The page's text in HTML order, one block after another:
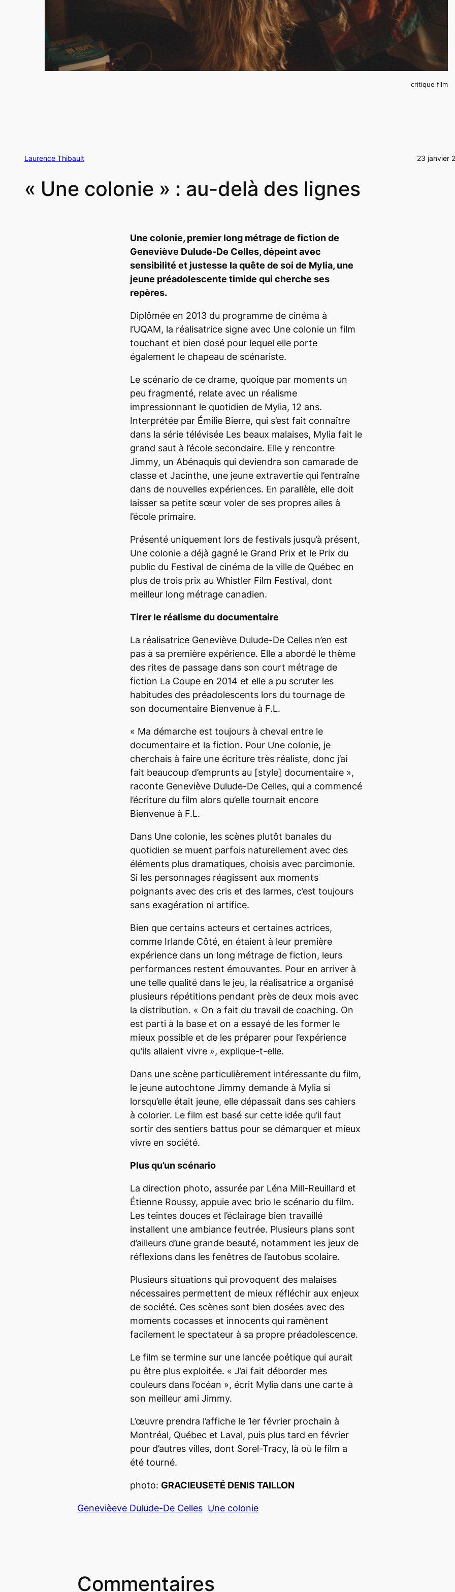
critique film
Laurence Thibault 23 janvier
« Une colonie » : au-delà des lignes
Une colonie, premier long métrage de fiction de
Geneviève Dulude-De Celles, dépeint avec
sensibilité et justesse la quête de soi de Mylia, une
jeune préadolescente timide qui cherche ses
repères.
Diplômée en 2013 du programme de cinéma à
l’UQAM, la réalisatrice signe avec Une colonie un film
touchant et bien dosé pour lequel elle porte
également le chapeau de scénariste.
Le scénario de ce drame, quoique par moments un
peu fragmenté, relate avec un réalisme
impressionnant le quotidien de Mylia, 12 ans.
Interprétée par Émilie Bierre, qui s’est fait connaître
dans la série télévisée Les beaux malaises, Mylia fait le
grand saut à l’école secondaire. Elle y rencontre
Jimmy, un Abénaquis qui deviendra son camarade de
classe et Jacinthe, une jeune extravertie qui l’entraîne
dans de nouvelles expériences. En parallèle, elle doit
laisser sa petite sœur voler de ses propres ailes à
l’école primaire.
Présenté uniquement lors de festivals jusqu’à présent,
Une colonie a déjà gagné le Grand Prix et le Prix du
public du Festival de cinéma de la ville de Québec en
plus de trois prix au Whistler Film Festival, dont
meilleur long métrage canadien.
Tirer le réalisme du documentaire
La réalisatrice Geneviève Dulude-De Celles n’en est
pas à sa première expérience. Elle a abordé le thème
des rites de passage dans son court métrage de
fiction La Coupe en 2014 et elle a pu scruter les
habitudes des préadolescents lors du tournage de
son documentaire Bienvenue à F.L.
« Ma démarche est toujours à cheval entre le
documentaire et la fiction. Pour Une colonie, je
cherchais à faire une écriture très réaliste, donc j’ai
fait beaucoup d’emprunts au [style] documentaire »,
raconte Geneviève Dulude-De Celles, qui a commencé
l’écriture du film alors qu’elle tournait encore
Bienvenue à F.L.
Dans Une colonie, les scènes plutôt banales du
quotidien se muent parfois naturellement avec des
éléments plus dramatiques, choisis avec parcimonie.
Si les personnages réagissent aux moments
poignants avec des cris et des larmes, c’est toujours
sans exagération ni artifice.
Bien que certains acteurs et certaines actrices,
comme Irlande Côté, en étaient à leur première
expérience dans un long métrage de fiction, leurs
performances restent émouvantes. Pour en arriver à
une telle qualité dans le jeu, la réalisatrice a organisé
plusieurs répétitions pendant près de deux mois avec
la distribution. « On a fait du travail de coaching. On
est parti à la base et on a essayé de les former le
mieux possible et de les préparer pour l’expérience
qu’ils allaient vivre », explique-t-elle.
Dans une scène particulièrement intéressante du film,
le jeune autochtone Jimmy demande à Mylia si
lorsqu’elle était jeune, elle dépassait dans ses cahiers
à colorier. Le film est basé sur cette idée qu’il faut
sortir des sentiers battus pour se démarquer et mieux
vivre en société.
Plus qu’un scénario
La direction photo, assurée par Léna Mill-Reuillard et
Étienne Roussy, appuie avec brio le scénario du film.
Les teintes douces et l’éclairage bien travaillé
installent une ambiance feutrée. Plusieurs plans sont
d’ailleurs d’une grande beauté, notamment les jeux de
réflexions dans les fenêtres de l’autobus scolaire.
Plusieurs situations qui provoquent des malaises
nécessaires permettent de mieux réfléchir aux enjeux
de société. Ces scènes sont bien dosées avec des
moments cocasses et innocents qui ramènent
facilement le spectateur à sa propre préadolescence.
Le film se termine sur une lancée poétique qui aurait
pu être plus exploitée. « J’ai fait déborder mes
couleurs dans l’océan », écrit Mylia dans une carte à
son meilleur ami Jimmy.
L’œuvre prendra l’affiche le 1er février prochain à
Montréal, Québec et Laval, puis plus tard en février
pour d’autres villes, dont Sorel-Tracy, là où le film a
été tourné.
photo: GRACIEUSETÉ DENIS TAILLON
Genevièeve Dulude-De Celles Une colonie
Commentaires